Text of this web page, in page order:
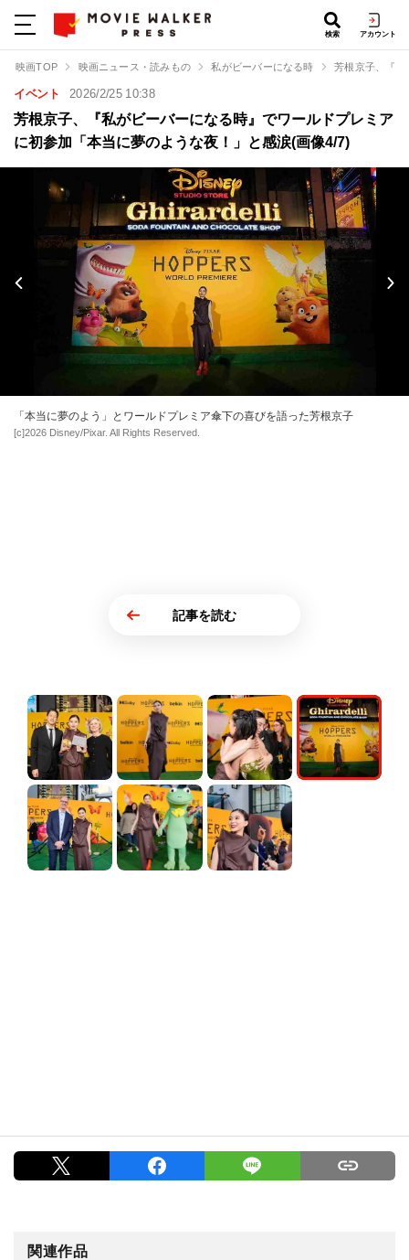
検索 アカウント
映画TOP 映画ニュース・読みもの 私がビーバーになる時 芳根京子、『
イベント 2026/2/25 10:38
芳根京子、『私がビーバーになる時』でワールドプレミア
に初参加「本当に夢のような夜！」と感涙(画像4/7)
「本当に夢のよう」とワールドプレミア傘下の喜びを語った芳根京子
[c]2026 Disney/Pixar. All Rights Reserved.
記事を読む
関連作品